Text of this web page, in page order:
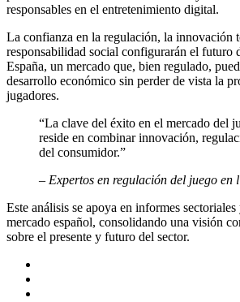
responsables en el entretenimiento digital.
La confianza en la regulación, la innovación
responsabilidad social configurarán el futuro
España, un mercado que, bien regulado,
desarrollo económico sin perder de vista la
jugadores.
“La clave del éxito en el mercado del
reside en combinar innovación,
del consumidor.”
– Expertos en regulación del juego en
Este análisis se apoya en informes
mercado español, consolidando una visión
sobre el presente y futuro del sector.